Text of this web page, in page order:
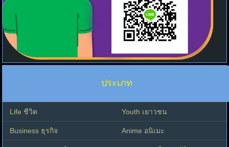
ประเภท
Life ชีวิต Youth เยาวชน
Business ธุรกิจ Anime อนิเมะ